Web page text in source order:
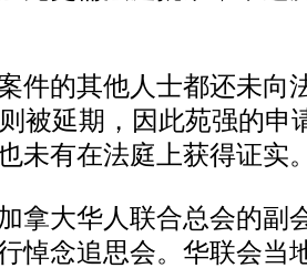
的其他人士都还未向
被延期，因此苑强的申
未有在法庭上获得证实
大华人联合总会的副
悼念追思会。华联会当